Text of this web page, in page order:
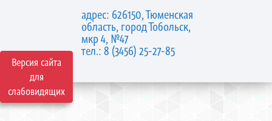
Версия сайта
для
слабовидящих
адрес: 626150, Тюменская
область, город Тобольск,
мкр 4, №47
тел.: 8 (3456) 25-27-85